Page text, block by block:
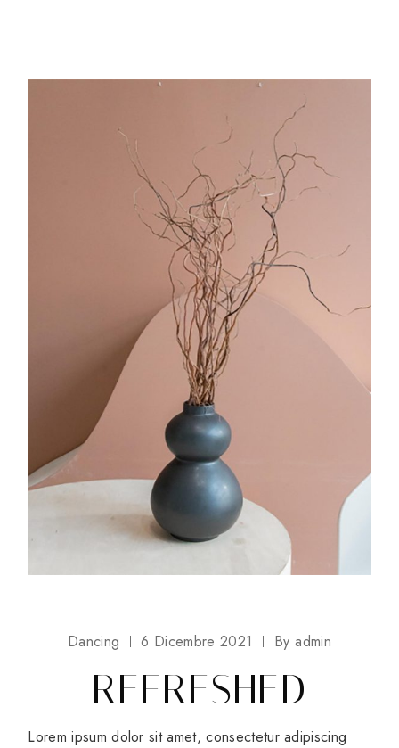
Dancing 6 Dicembre 2021 By admin
REFRESHED
Lorem ipsum dolor sit amet, consectetur adipiscing